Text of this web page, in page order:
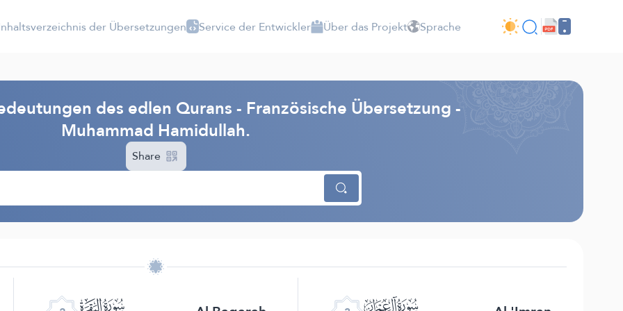
der Übersetzungen Service der Entwickler Über das Projekt Sprache
des edlen Qurans - Französische Übersetzung -
Muhammad Hamidullah.
Share